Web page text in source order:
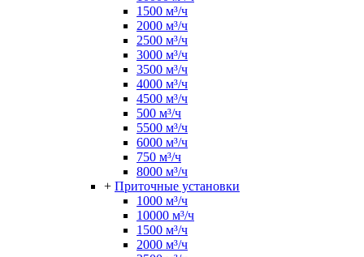
1500 м³/ч
2000 м³/ч
2500 м³/ч
3000 м³/ч
3500 м³/ч
4000 м³/ч
4500 м³/ч
500 м³/ч
5500 м³/ч
6000 м³/ч
750 м³/ч
8000 м³/ч
+ Приточные установки
1000 м³/ч
10000 м³/ч
1500 м³/ч
2000 м³/ч